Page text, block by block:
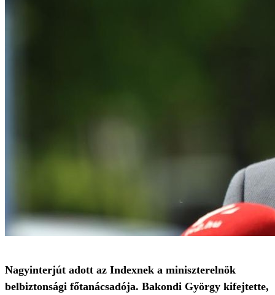
Nagyinterjút adott az Indexnek a miniszterelnök
belbiztonsági főtanácsadója. Bakondi György kifejtette,